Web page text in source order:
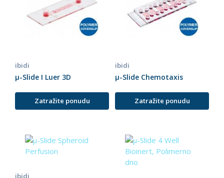
ibidi
µ-Slide I Luer 3D
Zatražite ponudu
ibidi
µ-Slide Chemotaxis
Zatražite ponudu